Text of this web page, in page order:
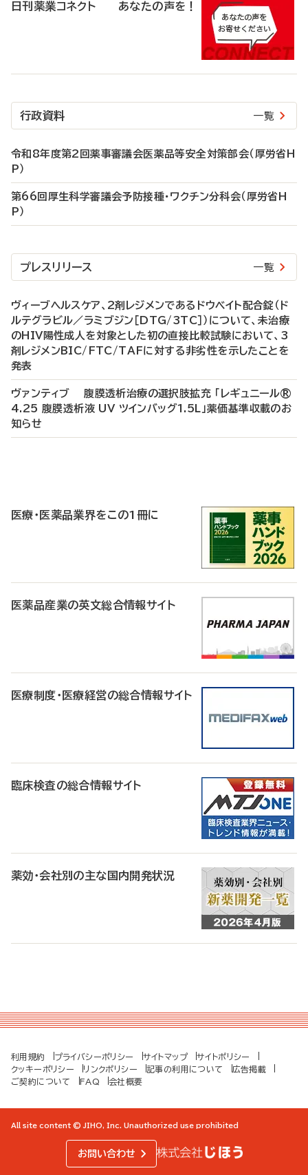
日刊薬業コネクト あなたの声を！
行政資料 一覧
令和8年度第2回薬事審議会医薬品等安全対策部会（厚労省H
P）
第66回厚生科学審議会予防接種・ワクチン分科会（厚労省H
P）
プレスリリース 一覧
ヴィーブヘルスケア、2剤レジメンであるドウベイト配合錠（ド
ルテグラビル／ラミブジン［DTG/3TC］）について、未治療
のHIV陽性成人を対象とした初の直接比較試験において、3
剤レジメンBIC/FTC/TAFに対する非劣性を示したことを
発表
ヴァンティブ 腹膜透析治療の選択肢拡充 「レギュニール®
4.25 腹膜透析液 UV ツインバッグ1.5L」薬価基準収載のお
知らせ
医療・医薬品業界をこの1冊に
医薬品産業の英文総合情報サイト
医療制度・医療経営の総合情報サイト
臨床検査の総合情報サイト
薬効・会社別の主な国内開発状況
利用規約 プライバシーポリシー サイトマップ
サイトポリシー
クッキーポリシー
リンクポリシー 記事の利用について
広告掲載
ご契約について
FAQ 会社概要
All site content © JIHO, Inc. Unauthorized use prohibited
お問い合わせ